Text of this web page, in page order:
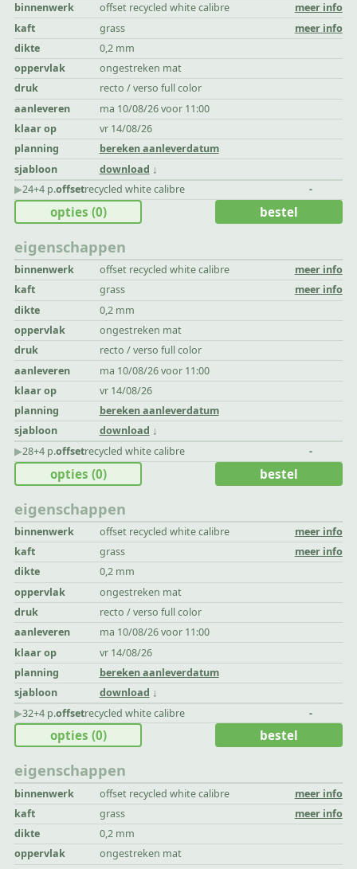
binnenwerk offset recycled white calibre
meer info
kaft
grass
meer info
dikte
0,2 mm
oppervlak
ongestreken mat
druk
recto / verso full color
aanleveren
ma 10/08/26 voor 11:00
klaar op
vr 14/08/26
planning
bereken aanleverdatum
sjabloon
download
▶︎24+4 p.offsetrecycled white calibre -
eigenschappen
binnenwerk offset recycled white calibre
meer info
kaft
grass
meer info
dikte
0,2 mm
oppervlak
ongestreken mat
druk
recto / verso full color
aanleveren
ma 10/08/26 voor 11:00
klaar op
vr 14/08/26
planning
bereken aanleverdatum
sjabloon
download
opties (0) bestel
▶︎28+4 p.offsetrecycled white calibre -
eigenschappen
binnenwerk offset recycled white calibre
meer info
kaft
grass
meer info
dikte
0,2 mm
oppervlak
ongestreken mat
druk
recto / verso full color
aanleveren
ma 10/08/26 voor 11:00
klaar op
vr 14/08/26
planning
bereken aanleverdatum
sjabloon
download
opties (0) bestel
▶︎32+4 p.offsetrecycled white calibre -
eigenschappen
binnenwerk offset recycled white calibre
meer info
kaft
grass
meer info
dikte
0,2 mm
oppervlak
ongestreken mat
opties (0) bestel